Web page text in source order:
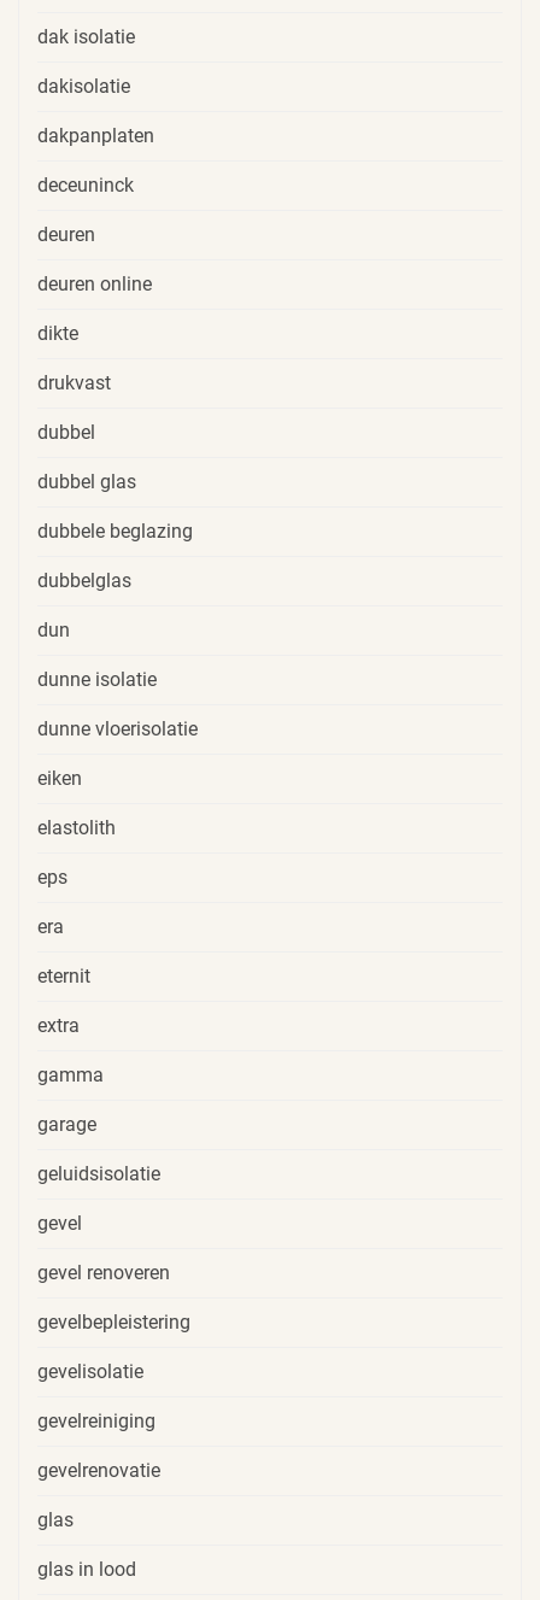
dak isolatie
dakisolatie
dakpanplaten
deceuninck
deuren
deuren online
dikte
drukvast
dubbel
dubbel glas
dubbele beglazing
dubbelglas
dun
dunne isolatie
dunne vloerisolatie
eiken
elastolith
eps
era
eternit
extra
gamma
garage
geluidsisolatie
gevel
gevel renoveren
gevelbepleistering
gevelisolatie
gevelreiniging
gevelrenovatie
glas
glas in lood